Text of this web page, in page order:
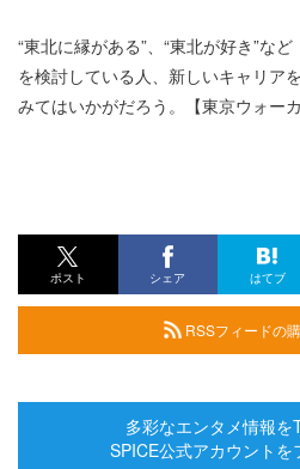
“東北に縁がある”、“東北が好き”な
を検討している人、新しいキャリア
みてはいかがだろう。【東京ウォーカ
ポスト シェア はてブ
RSSフィードの
多彩なエンタメ情報を
SPICE公式アカウントを